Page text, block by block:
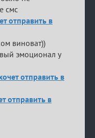
смс
отправить в
виноват))
эмоционал у
отправить в
отправить в